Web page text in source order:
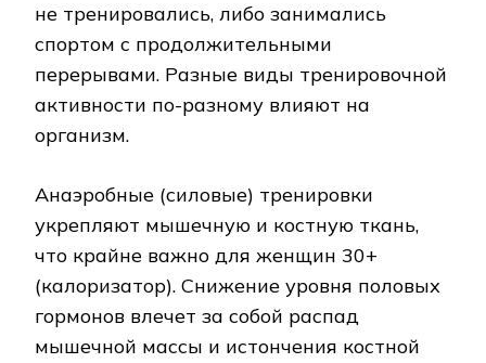
не тренировались, либо занимались
спортом с продолжительными
перерывами. Разные виды тренировочной
активности по-разному влияют на
организм.
Анаэробные (силовые) тренировки
укрепляют мышечную и костную ткань,
что крайне важно для женщин 30+
(калоризатор). Снижение уровня половых
гормонов влечет за собой распад
мышечной массы и истончения костной